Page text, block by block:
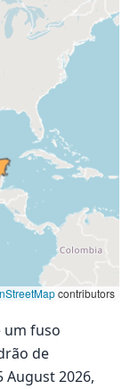
contributors
um fuso
de
August 2026,